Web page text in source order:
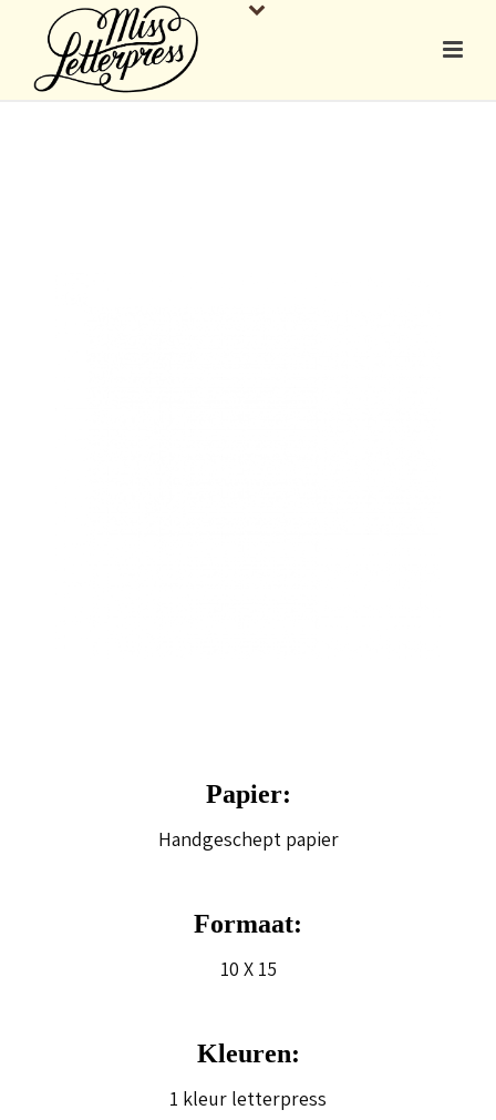
Papier:
Handgeschept papier
Formaat:
10 X 15
Kleuren:
1 kleur letterpress